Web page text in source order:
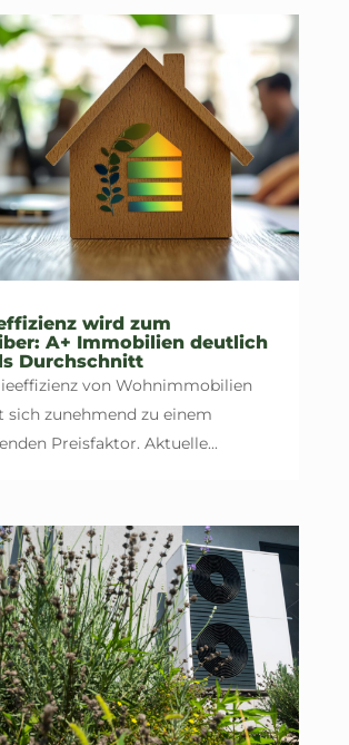
wird zum
A+ Immobilien deutlich
Durchschnitt
von Wohnimmobilien
sich zunehmend zu einem
Preisfaktor. Aktuelle...